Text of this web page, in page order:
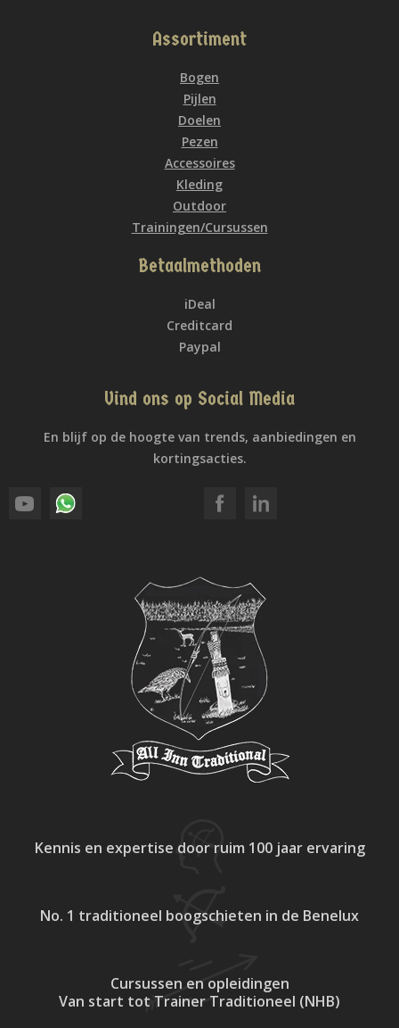
Assortiment
Bogen
Pijlen
Doelen
Pezen
Accessoires
Kleding
Outdoor
Trainingen/Cursussen
Betaalmethoden
iDeal
Creditcard
Paypal
Vind ons op Social Media
En blijf op de hoogte van trends, aanbiedingen en
kortingsacties.
Kennis en expertise door ruim 100 jaar ervaring
No. 1 traditioneel boogschieten in de Benelux
Cursussen en opleidingen
Van start tot Trainer Traditioneel (NHB)